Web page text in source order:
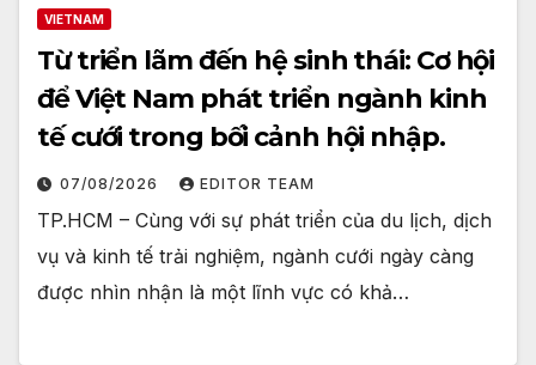
VIETNAM
Từ triển lãm đến hệ sinh thái: Cơ hội
để Việt Nam phát triển ngành kinh
tế cưới trong bối cảnh hội nhập.
07/08/2026 EDITOR TEAM
TP.HCM – Cùng với sự phát triển của du lịch, dịch
vụ và kinh tế trải nghiệm, ngành cưới ngày càng
được nhìn nhận là một lĩnh vực có khả…